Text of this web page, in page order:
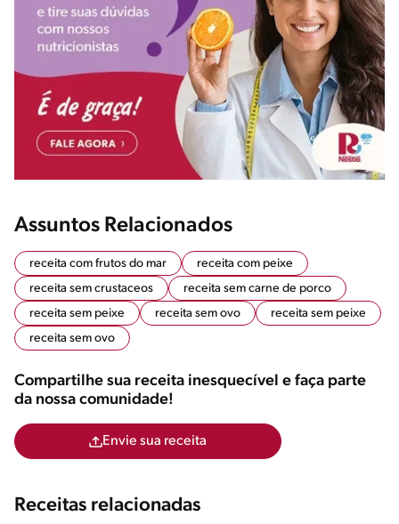
Assuntos Relacionados
receita com frutos do mar
receita com peixe
receita sem crustaceos
receita sem carne de porco
receita sem peixe
receita sem ovo
receita sem peixe
receita sem ovo
Compartilhe sua receita inesquecível e faça parte
da nossa comunidade!
Envie sua receita
Receitas relacionadas